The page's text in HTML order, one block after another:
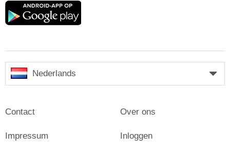
Google
Nederlands
Contact
Impressum
Over ons
Inloggen